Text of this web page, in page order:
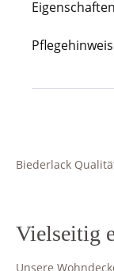
Eigenschaften
Biederlack
Vielseitig
Unsere